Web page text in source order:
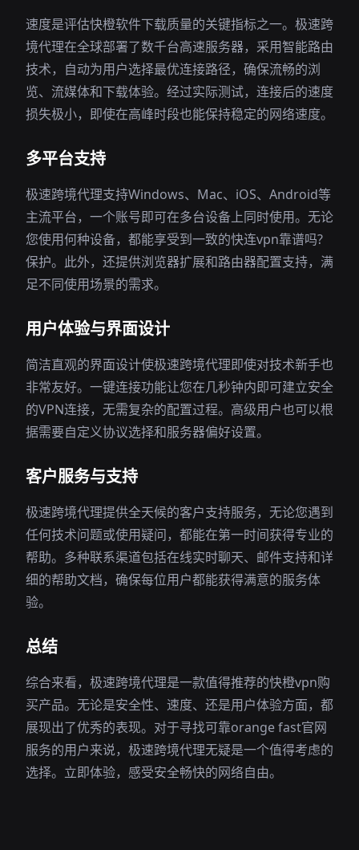
速度是评估快橙软件下载质量的关键指标之一。极速跨
境代理在全球部署了数千台高速服务器，采用智能路由
技术，自动为用户选择最优连接路径，确保流畅的浏
览、流媒体和下载体验。经过实际测试，连接后的速度
损失极小，即使在高峰时段也能保持稳定的网络速度。
多平台支持
极速跨境代理支持Windows、Mac、iOS、Android等
主流平台，一个账号即可在多台设备上同时使用。无论
您使用何种设备，都能享受到一致的快连vpn靠谱吗?
保护。此外，还提供浏览器扩展和路由器配置支持，满
足不同使用场景的需求。
用户体验与界面设计
简洁直观的界面设计使极速跨境代理即使对技术新手也
非常友好。一键连接功能让您在几秒钟内即可建立安全
的VPN连接，无需复杂的配置过程。高级用户也可以根
据需要自定义协议选择和服务器偏好设置。
客户服务与支持
极速跨境代理提供全天候的客户支持服务，无论您遇到
任何技术问题或使用疑问，都能在第一时间获得专业的
帮助。多种联系渠道包括在线实时聊天、邮件支持和详
细的帮助文档，确保每位用户都能获得满意的服务体
验。
总结
综合来看，极速跨境代理是一款值得推荐的快橙vpn购
买产品。无论是安全性、速度、还是用户体验方面，都
展现出了优秀的表现。对于寻找可靠orange fast官网
服务的用户来说，极速跨境代理无疑是一个值得考虑的
选择。立即体验，感受安全畅快的网络自由。